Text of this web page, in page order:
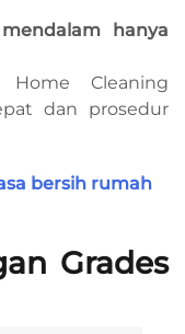
hanya
Cleaning
dan prosedur
bersih rumah
Grades